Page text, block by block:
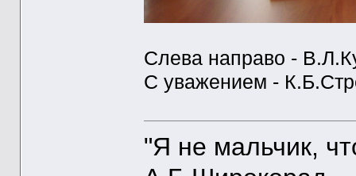
Слева направо -
С уважением -
"Я не мальчик,